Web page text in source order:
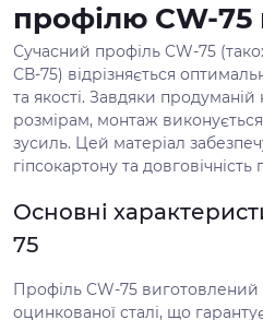
профілю CW-75
Сучасний профіль CW-75
СВ-75) відрізняється
та якості. Завдяки продуманій
розмірам, монтаж
зусиль. Цей матеріал
гіпсокартону та довговічність
Основні
75
Профіль CW-75 виготовлений
оцинкованої сталі, що